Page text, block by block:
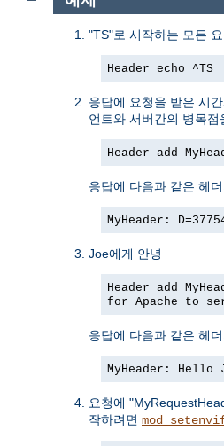
"TS"로 시작하는 모든
Header echo ^TS
응답에 요청을 받은 시
언트와 서버간의 병목점
Header add
응답에 다음과 같은 헤
MyHeader:
Joe에게 안녕
Header add
for Apache to
응답에 다음과 같은 헤
MyHeader:
요청에
작하려면